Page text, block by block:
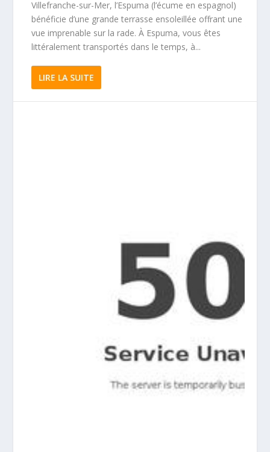
Villefranche-sur-Mer, l’Espuma (l’écume en espagnol)
bénéficie d’une grande terrasse ensoleillée offrant une
vue imprenable sur la rade. À Espuma, vous êtes
littéralement transportés dans le temps, à...
LIRE LA SUITE